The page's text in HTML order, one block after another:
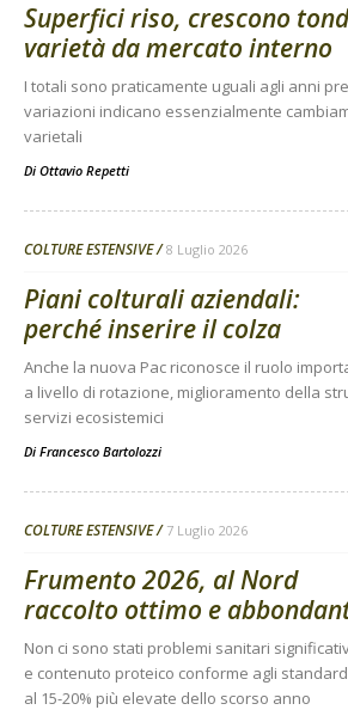
Superfici riso, crescono
varietà da mercato interno
I totali sono praticamente uguali agli anni
variazioni indicano essenzialmente
varietali
Di Ottavio Repetti
COLTURE ESTENSIVE 8 Luglio 2026
Piani colturali aziendali:
perché inserire il colza
Anche la nuova Pac riconosce il ruolo
a livello di rotazione, miglioramento della
servizi ecosistemici
Di Francesco Bartolozzi
COLTURE ESTENSIVE 7 Luglio 2026
Frumento 2026, al Nord
raccolto ottimo e
Non ci sono stati problemi sanitari
e contenuto proteico conforme agli
al 15-20% più elevate dello scorso anno